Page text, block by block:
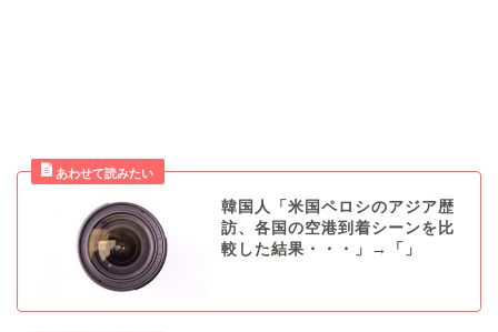
韓国人「米国ペロシのアジア歴
訪、各国の空港到着シーンを比
較した結果・・・」→「」